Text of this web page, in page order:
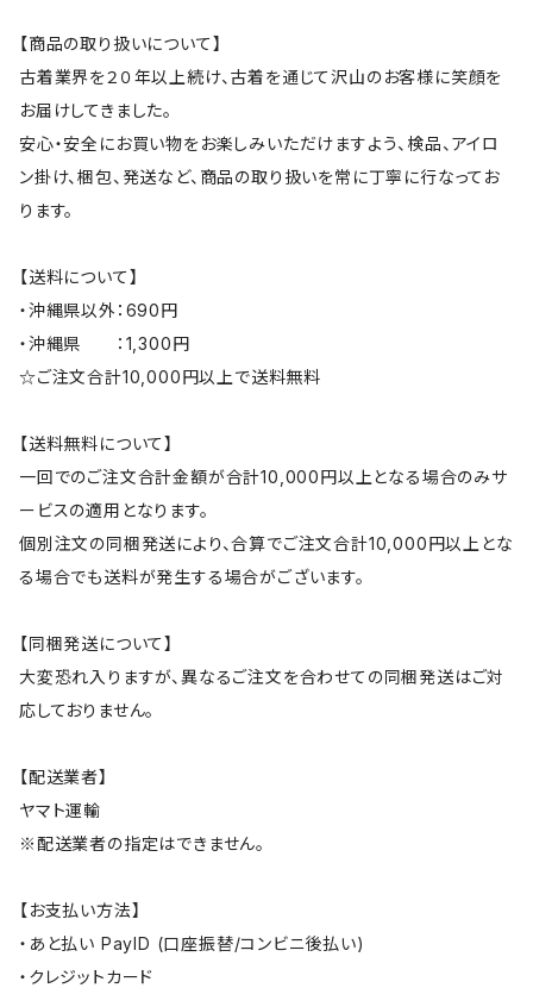
【商品の取り扱いについて】
古着業界を２０年以上続け、古着を通じて沢山のお客様に笑顔を
お届けしてきました。
安心・安全にお買い物をお楽しみいただけますよう、検品、アイロ
ン掛け、梱包、発送など、商品の取り扱いを常に丁寧に行なってお
ります。
【送料について】
・沖縄県以外：690円
・沖縄県 ：1,300円
☆ご注文合計10,000円以上で送料無料
【送料無料について】
一回でのご注文合計金額が合計10,000円以上となる場合のみサ
ービスの適用となります。
個別注文の同梱発送により、合算でご注文合計10,000円以上とな
る場合でも送料が発生する場合がございます。
【同梱発送について】
大変恐れ入りますが、異なるご注文を合わせての同梱発送はご対
応しておりません。
【配送業者】
ヤマト運輸
※配送業者の指定はできません。
【お支払い方法】
・あと払い PayID (口座振替/コンビニ後払い)
・クレジットカード